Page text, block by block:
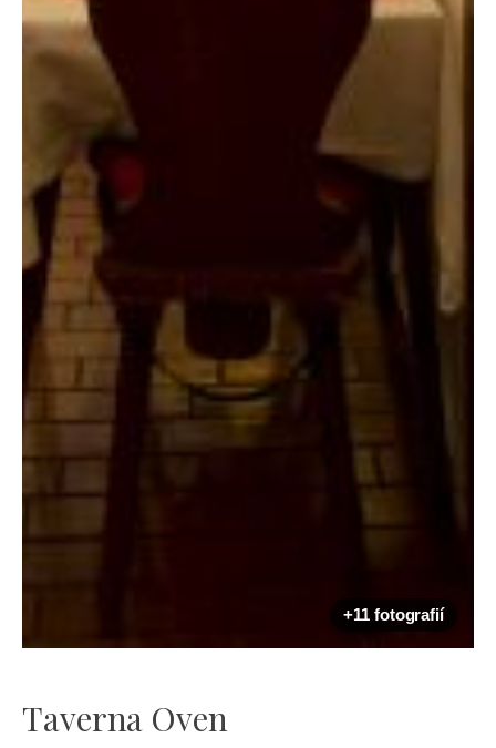
+11 fotografií
Taverna Oven